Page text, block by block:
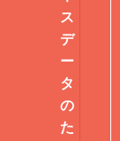
ス
デ
ー
タ
の
た